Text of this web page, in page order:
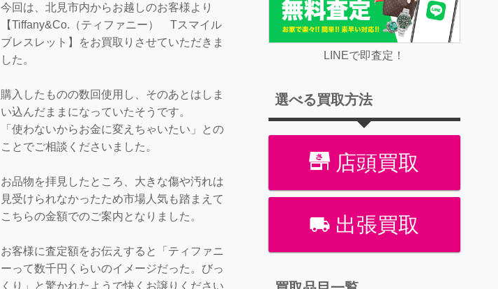
今回は、北見市内からお越しのお客様より
【Tiffany&Co.（ティファニー） Tスマイル
ブレスレット】をお買取りさせていただきま
した。
購入したものの数回使用し、そのあとはしま
い込んだままになっていたそうです。
「使わないからお金に変えちゃいたい」との
ことでご相談くださいました。
お品物を拝見したところ、大きな傷や汚れは
見受けられなかったため市場人気も踏まえて
こちらの金額でのご案内となりました。
お客様に査定額をお伝えすると「ティファニ
ーって数千円くらいのイメージだった。びっ
くり」と驚かれたようで快くお譲りください
LINEで即査定！
選べる買取方法
店頭買取
出張買取